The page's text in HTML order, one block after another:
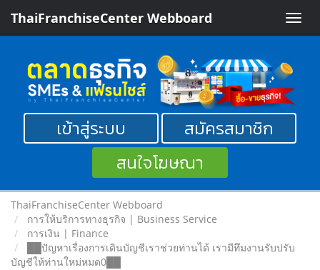
Toggle
ThaiFranchiseCenter Webboard
เข้าสู่ระบบ
สมัครสมาชิก
สนใจโฆษณา
ThaiFranchiseCenter Webboard
การให้บริการทางธุรกิจ | Business Service
การเงิน | Finance
██ปัญหาเรื่องการเดินบัญชีเราช่วยท่านได้ เรามีทึมงานรับปรับ
บัญชีให้ท่านใหม่หมด0██